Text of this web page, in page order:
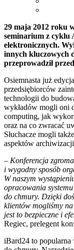
29 maja 2012 roku
seminarium z cyklu
elektronicznych.
innych kluczowych
przeprowadził
Osiemnasta już
przedsiębiorców
technologii do
wykładów mogli oni
computing, jak
oraz na co zwracać
Słuchacze mogli
aspektów
– Konferencja
i wygodny sposób
W naszym
opracowania
do chmury. Dzięki
klientów mogliśmy
jest to bezpieczne i
Regiec, prelegent
iBard24 to popularna